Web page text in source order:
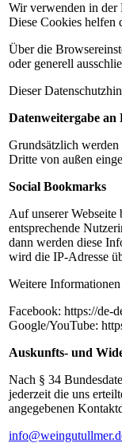
Wir verwenden in der
Diese Cookies helfen
Über die
oder generell
Dieser
Datenweitergabe an
Grundsätzlich
Dritte von außen
Social Bookmarks
Auf unserer
entsprechende
dann werden diese
wird die IP-Adresse
Weitere
Facebook: https://de-
Google/YouTube:
Auskunfts- und
Nach § 34
jederzeit die uns
angegebenen